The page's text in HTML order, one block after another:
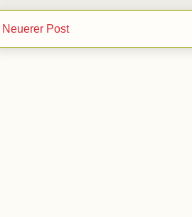
Neuerer Post